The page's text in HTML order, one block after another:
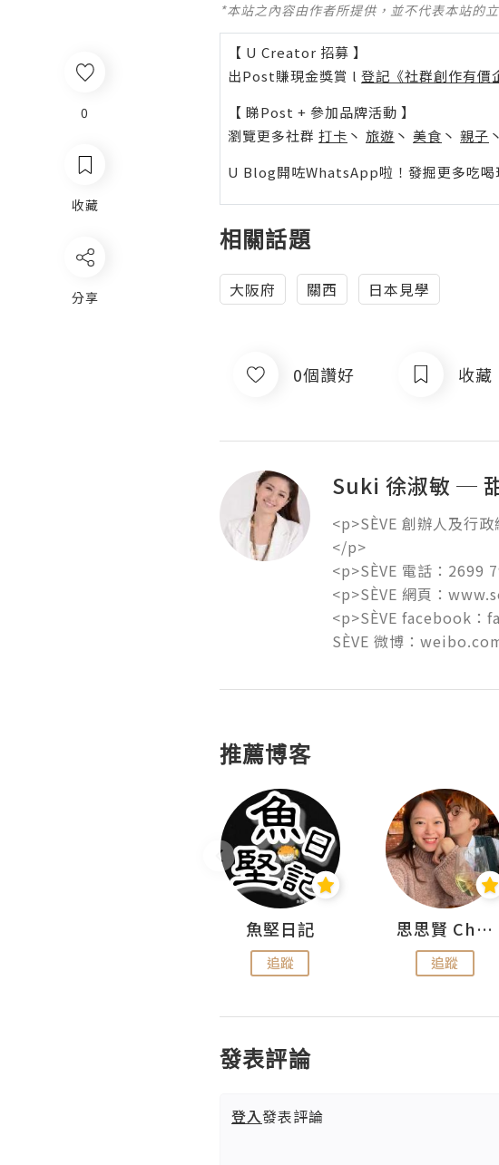
0
收藏
分享
*本站之內容由作者所提供，並不代表本站的
【 U Creator 招募 】
出Post賺現金獎賞 l 登記《社群創作有價
【 睇Post + 參加品牌活動 】
瀏覽更多社群 打卡 丶 旅遊 丶 美食 丶 親子 丶
U Blog開咗WhatsApp啦！發掘更多吃喝
相關話題
大阪府 關西 日本見學
0個讚好 收藏
Suki 徐淑敏 ─
<p>SÈVE 創辦人及行
</p>
<p>SÈVE 電話：2699
<p>SÈVE 網頁：
<p>SÈVE facebook：
SÈVE 微博：
推薦博客
魚堅日記
追蹤
思思賢 ChillMyBabe
追蹤
發表評論
登入發表評論